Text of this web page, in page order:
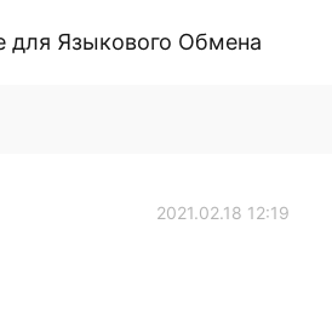
для Языкового Обмена
2021.02.18 12:19